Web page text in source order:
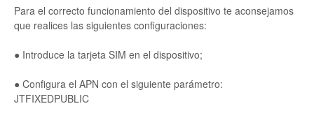
Para el correcto funcionamiento del dispositivo te aconsejamos
que realices las siguientes configuraciones:
● Introduce la tarjeta SIM en el dispositivo;
● Configura el APN con el siguiente parámetro:
JTFIXEDPUBLIC